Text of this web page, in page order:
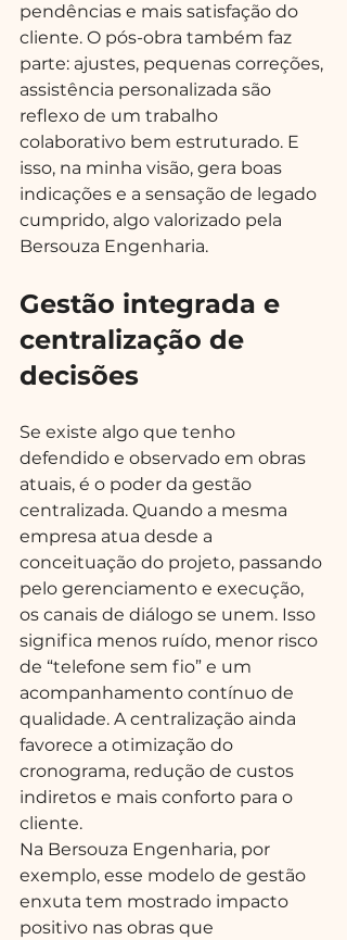
pendências e mais satisfação do
cliente. O pós-obra também faz
parte: ajustes, pequenas correções,
assistência personalizada são
reflexo de um trabalho
colaborativo bem estruturado. E
isso, na minha visão, gera boas
indicações e a sensação de legado
cumprido, algo valorizado pela
Bersouza Engenharia.
Gestão integrada e
centralização de
decisões
Se existe algo que tenho
defendido e observado em obras
atuais, é o poder da gestão
centralizada. Quando a mesma
empresa atua desde a
conceituação do projeto, passando
pelo gerenciamento e execução,
os canais de diálogo se unem. Isso
significa menos ruído, menor risco
de “telefone sem fio” e um
acompanhamento contínuo de
qualidade. A centralização ainda
favorece a otimização do
cronograma, redução de custos
indiretos e mais conforto para o
cliente.
Na Bersouza Engenharia, por
exemplo, esse modelo de gestão
enxuta tem mostrado impacto
positivo nas obras que